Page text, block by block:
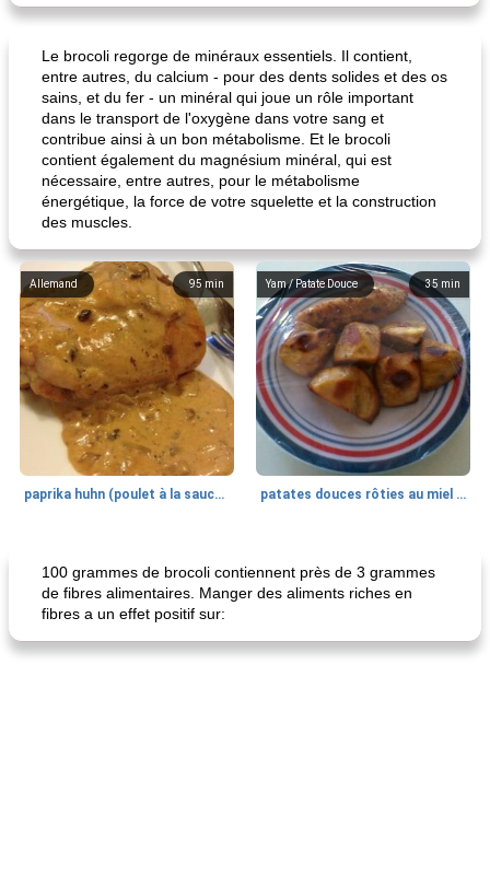
Le brocoli regorge de minéraux essentiels. Il contient,
entre autres, du calcium - pour des dents solides et des os
sains, et du fer - un minéral qui joue un rôle important
dans le transport de l'oxygène dans votre sang et
contribue ainsi à un bon métabolisme. Et le brocoli
contient également du magnésium minéral, qui est
nécessaire, entre autres, pour le métabolisme
énergétique, la force de votre squelette et la construction
des muscles.
95 min
Allemand
paprika huhn (poulet à la sauce paprika).
35 min
Yam / Patate Douce
patates douces rôties au miel / kumara
100 grammes de brocoli contiennent près de 3 grammes
de fibres alimentaires. Manger des aliments riches en
fibres a un effet positif sur: